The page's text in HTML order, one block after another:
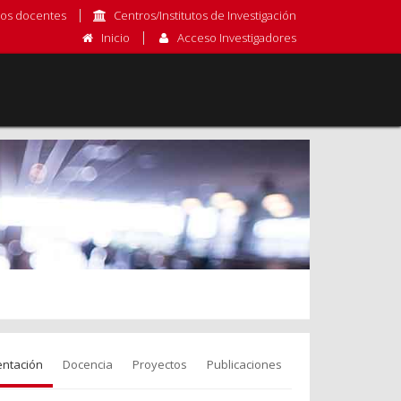
docentes
Centros/Institutos de Investigación
Inicio
Acceso Investigadores
Docencia Proyectos Publicaciones